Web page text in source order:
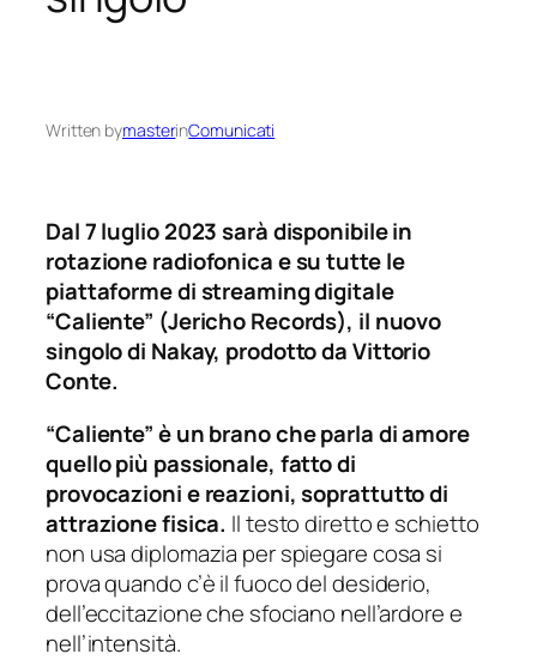
Written bymasterinComunicati
Dal 7 luglio 2023 sarà disponibile in
rotazione radiofonica e su tutte le
piattaforme di streaming digitale
“Caliente” (Jericho Records), il nuovo
singolo di Nakay, prodotto da Vittorio
Conte.
“Caliente” è un brano che parla di amore
quello più passionale, fatto di
provocazioni e reazioni, soprattutto di
attrazione fisica. Il testo diretto e schietto
non usa diplomazia per spiegare cosa si
prova quando c’è il fuoco del desiderio,
dell’eccitazione che sfociano nell’ardore e
nell’intensità.